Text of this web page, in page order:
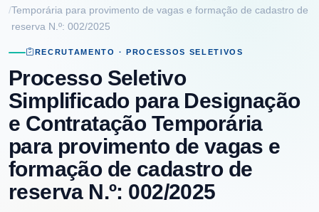
Temporária para provimento de vagas e formação de cadastro de
reserva N.º: 002/2025
RECRUTAMENTO · PROCESSOS SELETIVOS
Processo Seletivo
Simplificado para Designação
e Contratação Temporária
para provimento de vagas e
formação de cadastro de
reserva N.º: 002/2025